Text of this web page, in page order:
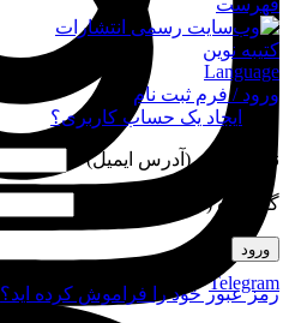
Telegram
Language
ورود / فرم ثبت نام
ورود
ایجاد یک حساب کاربری؟
نام کاربری (آدرس ایمیل)
گذرواژه (شماره موبایل)
ورود
رمز عبور خود را فراموش کرده اید؟